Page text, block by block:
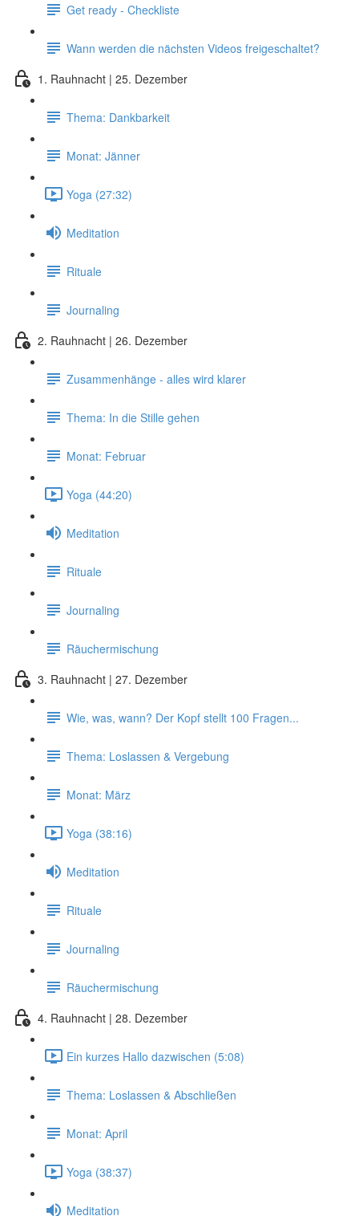
Get ready - Checkliste
Wann werden die nächsten Videos freigeschaltet?
1. Rauhnacht | 25. Dezember
Thema: Dankbarkeit
Monat: Jänner
Yoga (27:32)
Meditation
Rituale
Journaling
2. Rauhnacht | 26. Dezember
Zusammenhänge - alles wird klarer
Thema: In die Stille gehen
Monat: Februar
Yoga (44:20)
Meditation
Rituale
Journaling
Räuchermischung
3. Rauhnacht | 27. Dezember
Wie, was, wann? Der Kopf stellt 100 Fragen...
Thema: Loslassen & Vergebung
Monat: März
Yoga (38:16)
Meditation
Rituale
Journaling
Räuchermischung
4. Rauhnacht | 28. Dezember
Ein kurzes Hallo dazwischen (5:08)
Thema: Loslassen & Abschließen
Monat: April
Yoga (38:37)
Meditation